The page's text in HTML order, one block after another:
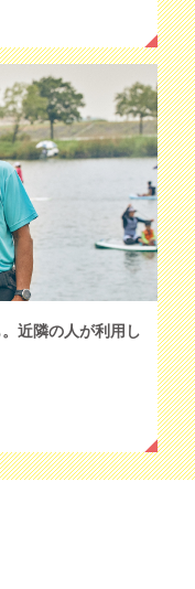
近隣の人が利用し